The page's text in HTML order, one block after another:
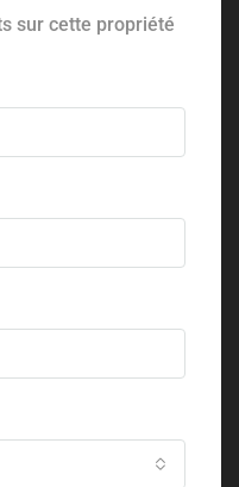
sur cette propriété